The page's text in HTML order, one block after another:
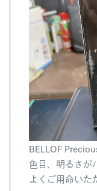
BELLOF
色目、明るさが
よくご用命いた